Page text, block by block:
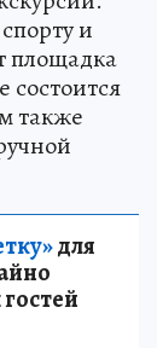
и
площадка
состоится
также
для